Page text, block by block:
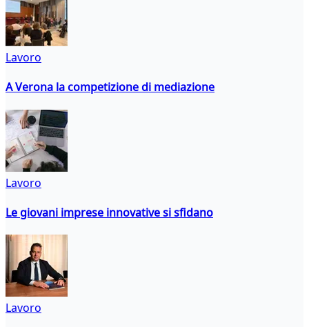
Lavoro
A Verona la competizione di mediazione
Lavoro
Le giovani imprese innovative si sfidano
Lavoro